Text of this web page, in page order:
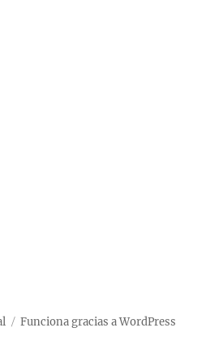
Funciona gracias a WordPress